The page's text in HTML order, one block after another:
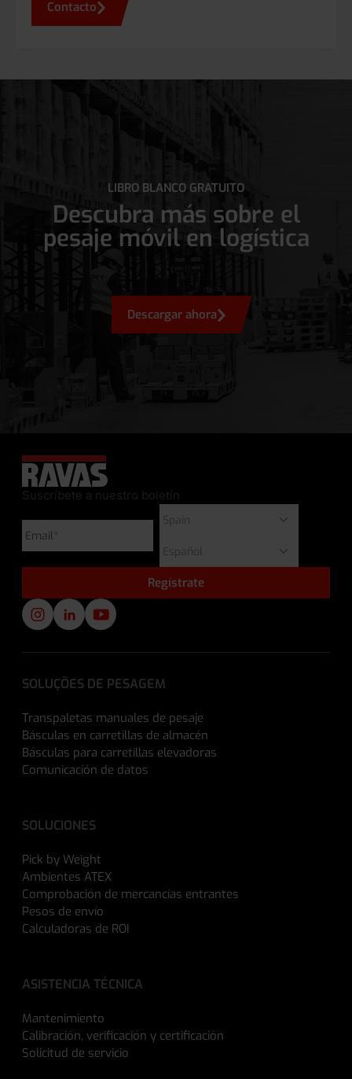
Contacto
LIBRO BLANCO GRATUITO
Descubra más sobre el
pesaje móvil en logística
Descargar ahora
Suscríbete a nuestro boletín
SOLUÇÕES DE PESAGEM
Transpaletas manuales de pesaje
Básculas en carretillas de almacén
Básculas para carretillas elevadoras
Comunicación de datos
SOLUCIONES
Pick by Weight
Ambientes ATEX
Comprobación de mercancías entrantes
Pesos de envío
Calculadoras de ROI
ASISTENCIA TÉCNICA
Mantenimiento
Calibración, verificación y certificación
Solicitud de servicio